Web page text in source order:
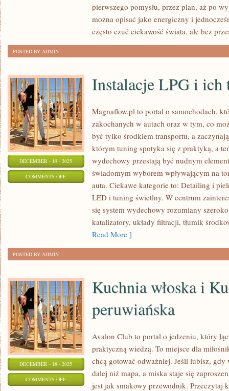
pierwszego pomysłu, przez plan, aż po
można opisać jako energiczny i
często czuć ciekawość świata, ale bez
POSTED BY ADMIN
DECEMBER - 19 - 2025
COMMENTS OFFON
INSTALACJE
Instalacje LPG i ich
Magnaflow.pl to portal o samochodach,
zakochanych w autach oraz w tym, co
być tylko środkiem transportu, a
którym tuning spotyka się z praktyką, a
wydechowy przestają być nudnym
świadomym wyborem wpływającym na
auta. Ciekawe kategorie to: Detailing i
LED i tuning świetlny. W centrum
się system wydechowy rozumiany
katalizatory, układy filtracji, tłumik
Read More ]
POSTED BY ADMIN
DECEMBER - 18 - 2025
COMMENTS OFFON
Kuchnia włoska i
peruwiańska
Avalon Club to portal o jedzeniu, który
praktyczną wiedzą. To miejsce dla
chcą gotować odważniej. Jeśli lubisz,
dalej niż mapa, a miska staje się
jest jak smakowy przewodnik. Przeczytaj